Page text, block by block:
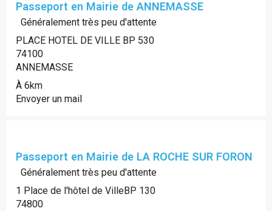
Passeport en Mairie de ANNEMASSE
Généralement très peu d'attente
PLACE HOTEL DE VILLE BP 530
74100
ANNEMASSE
À 6km
Envoyer un mail
Passeport en Mairie de LA ROCHE SUR FORON
Généralement très peu d'attente
1 Place de l'hôtel de VilleBP 130
74800